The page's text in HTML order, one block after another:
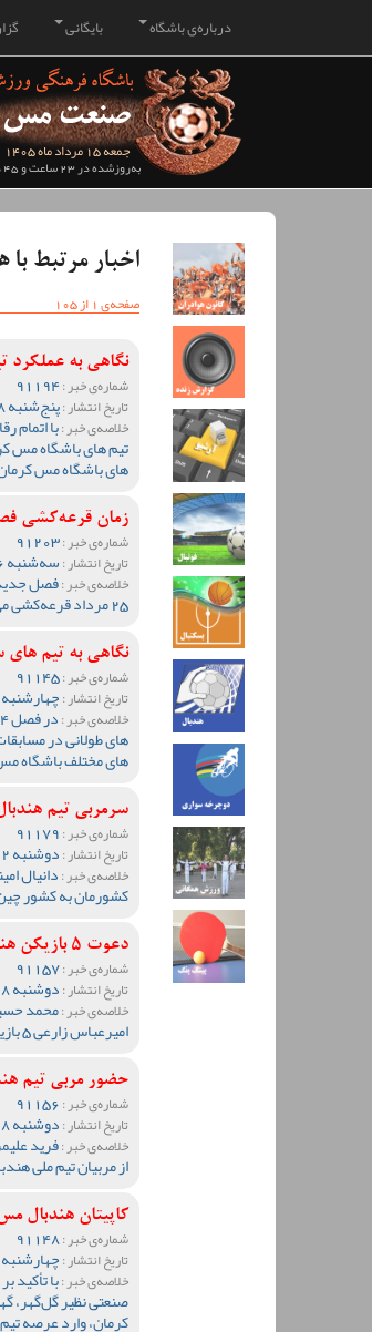
بایگانی درباره‌ی باشگاه
جمعه 15 مرداد ماه 1405
به‌روزشده در 23 ساعت و 45 دقیقه قبل
اخبار مرتبط با
صفحه‌ی 1 از 105
نگاهی به
شماره‌ی خبر :91194
تاریخ انتشار :پنج‌شنبه 8 مرداد ماه 1405 ساعت 10:28
خلاصه‌ی خبر :
تیم های باشگاه مس
های باشگاه مس
زمان قرعه‌کشی
شماره‌ی خبر :91203
تاریخ انتشار :سه‌شنبه 6 مرداد ماه 1405 ساعت 11:04
خلاصه‌ی خبر :فصل
25 مرداد قرعه‌کشی می‌شود.
نگاهی به تیم
شماره‌ی خبر :91145
تاریخ انتشار :چهارشنبه 24 تیر ماه 1405 ساعت
خلاصه‌ی خبر :
های طولانی در
های مختلف باشگاه
سرمربی تیم
شماره‌ی خبر :
تاریخ انتشار :دوشنبه 22 تیر ماه 1405 ساعت 11:17
خلاصه‌ی خبر :دانیال
کشورمان به کشور
دعوت 5 بازیکن هندبال مس کرمان به اردوی تیم ملی کشورمان
شماره‌ی خبر :91157
تاریخ انتشار :دوشنبه 8 تیر ماه 1405 ساعت 10:33
خلاصه‌ی خبر :محمد
امیرعباس زارعی 5 بازیکن تیم هندبال مس کرمان به اردوی تیم ملی کشورمان دعوت شدند.
حضور مربی تیم
شماره‌ی خبر :
تاریخ انتشار :دوشنبه 8 تیر ماه 1405 ساعت 09:40
خلاصه‌ی خبر :فرید
از مربیان تیم ملی
کاپیتان هندبال
شماره‌ی خبر :91148
تاریخ انتشار :چهارشنبه 3 تیر ماه 1405 ساعت
خلاصه‌ی خبر :با
صنعتی نظیر گل‌گهر،
کرمان، وارد عرصه